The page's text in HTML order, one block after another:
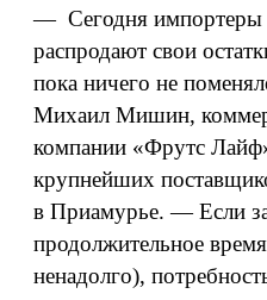
— Сегодня импортеры
распродают свои
пока ничего не
Михаил Мишин,
компании «Фрутс
крупнейших
в Приамурье. — Если
продолжительное
ненадолго),